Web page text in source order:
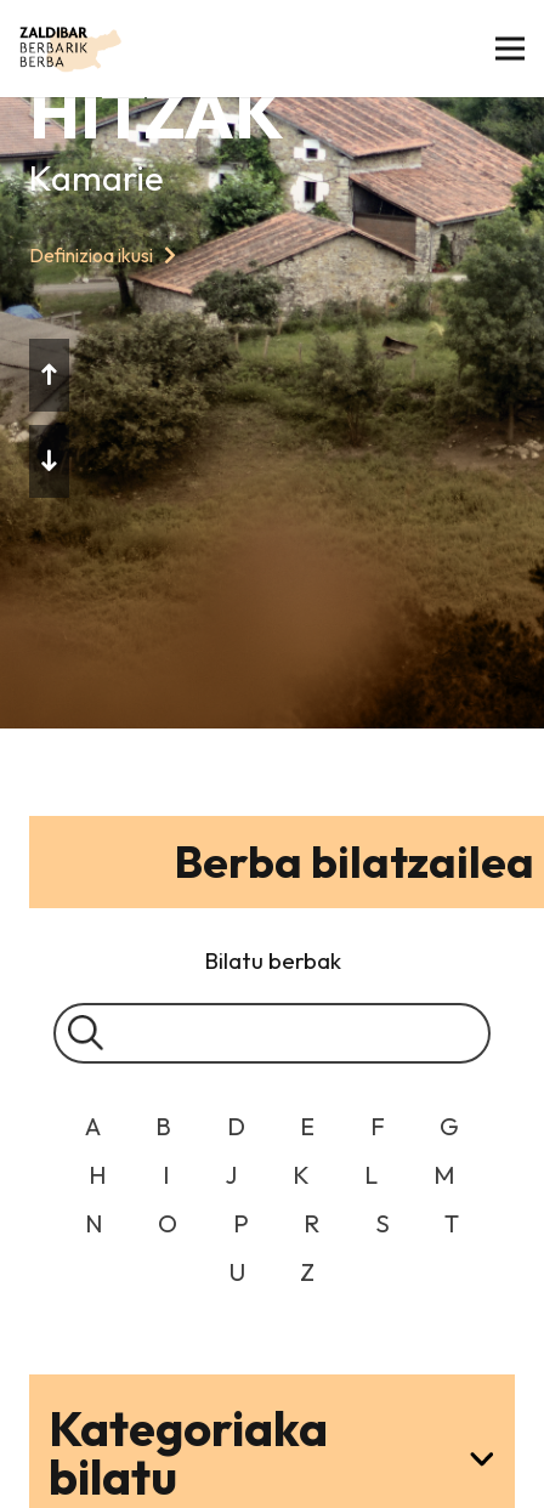
GAURKO
HITZAK
Kamarie
Definizioa ikusi
Berba bilatzailea
Bilatu berbak
A B D E F
G
H
I J K L
M
N
O P R S
T
U
Z
Kategoriaka
bilatu